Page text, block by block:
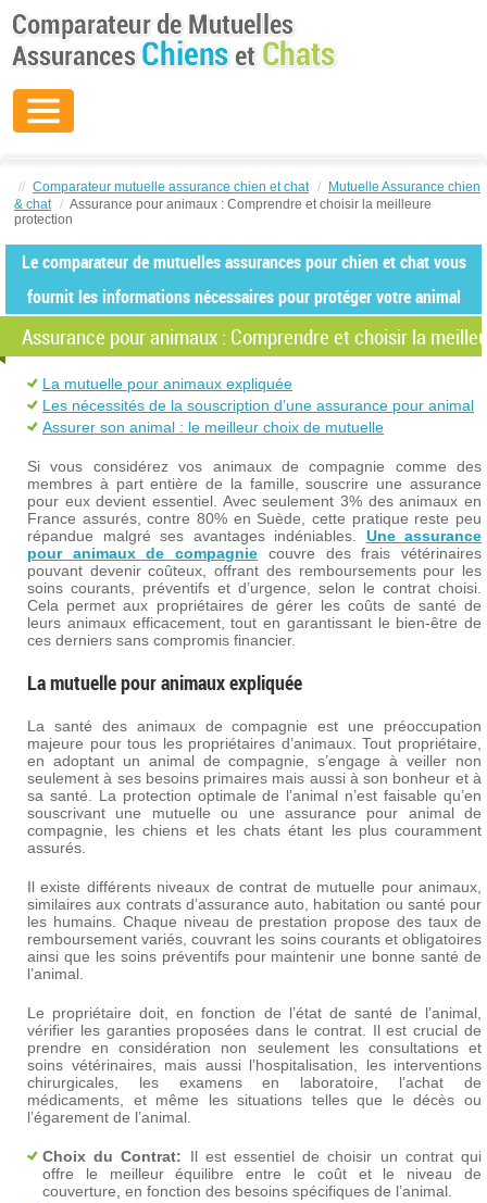
// Comparateur mutuelle assurance chien et chat /
Mutuelle Assurance chien
& chat / Assurance pour animaux : Comprendre et choisir la meilleure
protection
Le comparateur de mutuelles assurances pour chien et chat vous
fournit les informations nécessaires pour protéger votre animal
Assurance pour animaux : Comprendre et choisir la
La mutuelle pour animaux expliquée
Les nécessités de la souscription d’une assurance pour animal
Assurer son animal : le meilleur choix de mutuelle
Si vous considérez vos animaux de compagnie comme des
membres à part entière de la famille, souscrire une assurance
pour eux devient essentiel. Avec seulement 3% des animaux en
France assurés, contre 80% en Suède, cette pratique reste peu
répandue malgré ses avantages indéniables. Une assurance
pour animaux de compagnie couvre des frais vétérinaires
pouvant devenir coûteux, offrant des remboursements pour les
soins courants, préventifs et d’urgence, selon le contrat choisi.
Cela permet aux propriétaires de gérer les coûts de santé de
leurs animaux efficacement, tout en garantissant le bien-être de
ces derniers sans compromis financier.
La mutuelle pour animaux expliquée
La santé des animaux de compagnie est une préoccupation
majeure pour tous les propriétaires d’animaux. Tout propriétaire,
en adoptant un animal de compagnie, s’engage à veiller non
seulement à ses besoins primaires mais aussi à son bonheur et à
sa santé. La protection optimale de l’animal n’est faisable qu’en
souscrivant une mutuelle ou une assurance pour animal de
compagnie, les chiens et les chats étant les plus couramment
assurés.
Il existe différents niveaux de contrat de mutuelle pour animaux,
similaires aux contrats d’assurance auto, habitation ou santé pour
les humains. Chaque niveau de prestation propose des taux de
remboursement variés, couvrant les soins courants et obligatoires
ainsi que les soins préventifs pour maintenir une bonne santé de
l’animal.
Le propriétaire doit, en fonction de l’état de santé de l’animal,
vérifier les garanties proposées dans le contrat. Il est crucial de
prendre en considération non seulement les consultations et
soins vétérinaires, mais aussi l’hospitalisation, les interventions
chirurgicales, les examens en laboratoire, l’achat de
médicaments, et même les situations telles que le décès ou
l’égarement de l’animal.
Choix du Contrat: Il est essentiel de choisir un contrat qui
offre le meilleur équilibre entre le coût et le niveau de
couverture, en fonction des besoins spécifiques de l’animal.